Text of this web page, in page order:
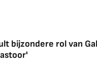
bijzondere rol van